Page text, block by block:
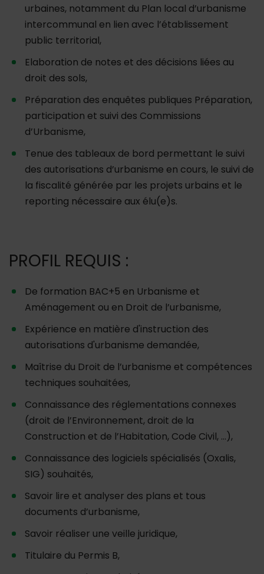
urbaines, notamment du Plan local d’urbanisme
intercommunal en lien avec l’établissement
public territorial,
Elaboration de notes et des décisions liées au
droit des sols,
Préparation des enquêtes publiques Préparation,
participation et suivi des Commissions
d’Urbanisme,
Tenue des tableaux de bord permettant le suivi
des autorisations d’urbanisme en cours, le suivi de
la fiscalité générée par les projets urbains et le
reporting nécessaire aux élu(e)s.
PROFIL REQUIS :
De formation BAC+5 en Urbanisme et
Aménagement ou en Droit de l’urbanisme,
Expérience en matière d'instruction des
autorisations d'urbanisme demandée,
Maîtrise du Droit de l’urbanisme et compétences
techniques souhaitées,
Connaissance des réglementations connexes
(droit de l’Environnement, droit de la
Construction et de l’Habitation, Code Civil, …),
Connaissance des logiciels spécialisés (Oxalis,
SIG) souhaités,
Savoir lire et analyser des plans et tous
documents d’urbanisme,
Savoir réaliser une veille juridique,
Titulaire du Permis B,